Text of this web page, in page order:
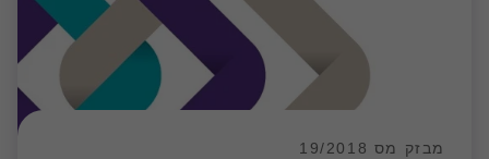
מבזק מס 19/2018